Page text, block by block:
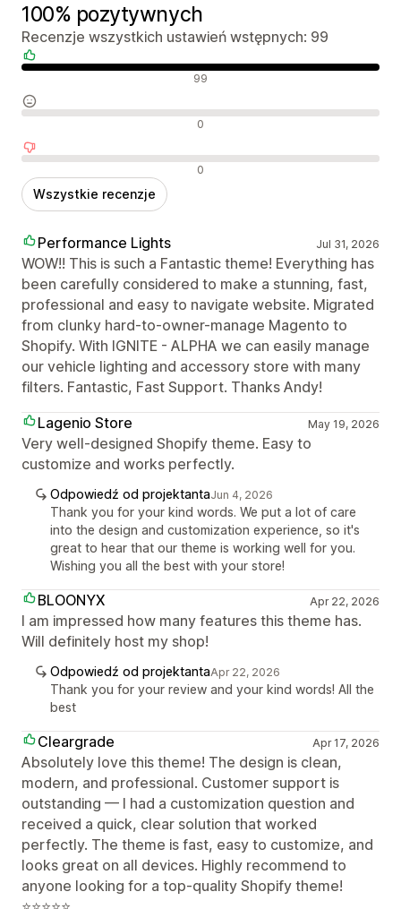
100% pozytywnych
Recenzje wszystkich ustawień wstępnych: 99
Pozytywne recenzje 99
Neutralne recenzje 0
Negatywne recenzje 0
Wszystkie recenzje
Performance Lights Jul 31, 2026
WOW!! This is such a Fantastic theme! Everything has
been carefully considered to make a stunning, fast,
professional and easy to navigate website. Migrated
from clunky hard-to-owner-manage Magento to
Shopify. With IGNITE - ALPHA we can easily manage
our vehicle lighting and accessory store with many
filters. Fantastic, Fast Support. Thanks Andy!
Lagenio Store
May 19, 2026
Very well-designed Shopify theme. Easy to
customize and works perfectly.
Odpowiedź od projektantaJun 4, 2026
Thank you for your kind words. We put a lot of care
into the design and customization experience, so it's
great to hear that our theme is working well for you.
Wishing you all the best with your store!
BLOONYX Apr 22, 2026
I am impressed how many features this theme has.
Will definitely host my shop!
Odpowiedź od projektantaApr 22, 2026
Thank you for your review and your kind words! All the
best
Cleargrade Apr 17, 2026
Absolutely love this theme! The design is clean,
modern, and professional. Customer support is
outstanding — I had a customization question and
received a quick, clear solution that worked
perfectly. The theme is fast, easy to customize, and
looks great on all devices. Highly recommend to
anyone looking for a top-quality Shopify theme!